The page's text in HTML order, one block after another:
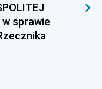
w sprawie